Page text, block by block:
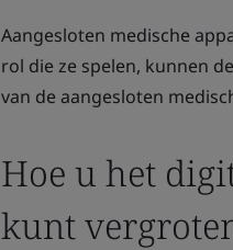
Aangesloten medische
rol die ze spelen, kunnen
van de aangesloten
Hoe u het
kunt